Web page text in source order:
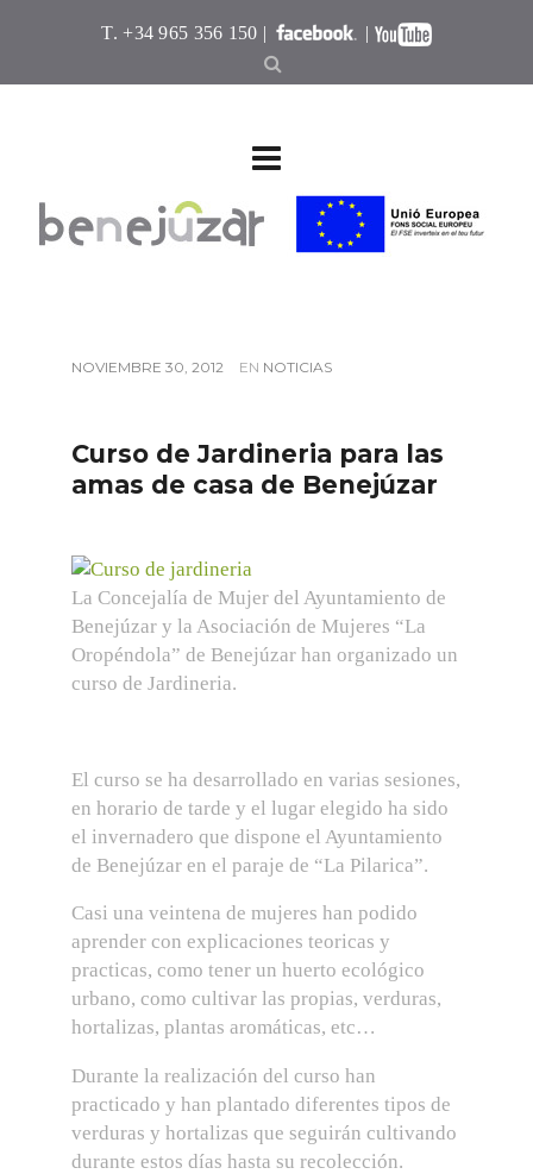
T. +34 965 356 150 | |
NOVIEMBRE 30, 2012 EN NOTICIAS
Curso de Jardineria para las
amas de casa de Benejúzar
La Concejalía de Mujer del Ayuntamiento de
Benejúzar y la Asociación de Mujeres “La
Oropéndola” de Benejúzar han organizado un
curso de Jardineria.
El curso se ha desarrollado en varias sesiones,
en horario de tarde y el lugar elegido ha sido
el invernadero que dispone el Ayuntamiento
de Benejúzar en el paraje de “La Pilarica”.
Casi una veintena de mujeres han podido
aprender con explicaciones teoricas y
practicas, como tener un huerto ecológico
urbano, como cultivar las propias, verduras,
hortalizas, plantas aromáticas, etc…
Durante la realización del curso han
practicado y han plantado diferentes tipos de
verduras y hortalizas que seguirán cultivando
durante estos días hasta su recolección.